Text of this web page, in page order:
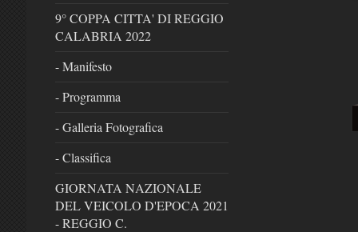
9° COPPA CITTA' DI REGGIO
CALABRIA 2022
- Manifesto
- Programma
- Galleria Fotografica
- Classifica
GIORNATA NAZIONALE
DEL VEICOLO D'EPOCA 2021
- REGGIO C.